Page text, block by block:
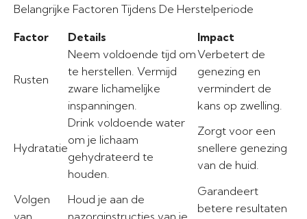
Belangrijke Factoren Tijdens De Herstelperiode
Factor Details Impact
Rusten
Neem voldoende tijd om
te herstellen. Vermijd
zware lichamelijke
inspanningen.
Verbetert de
genezing en
vermindert de
kans op zwelling.
Hydratatie
Drink voldoende water
om je lichaam
gehydrateerd te
houden.
Zorgt voor een
snellere genezing
van de huid.
Volgen
van
Houd je aan de
nazorginstructies van je
Garandeert
betere resultaten